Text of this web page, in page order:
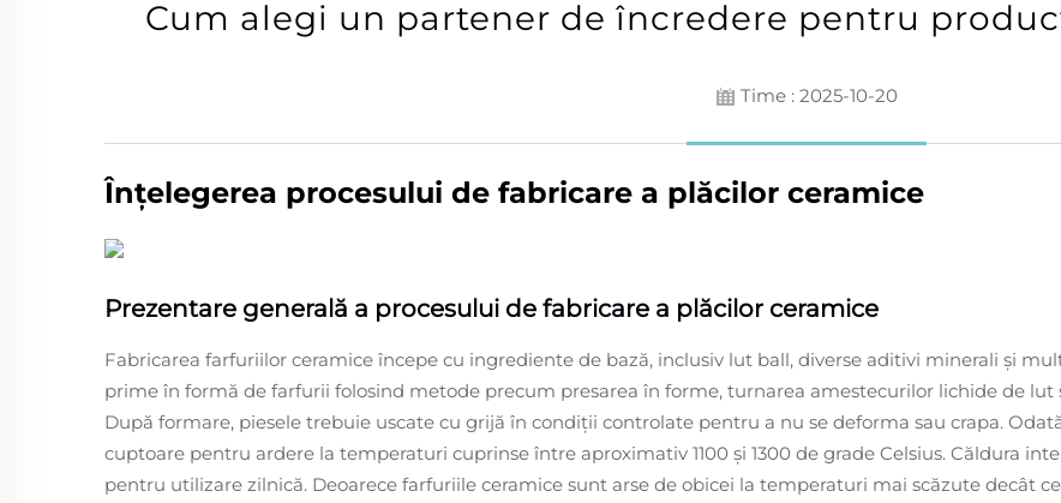
Cum alegi un partener de încredere pentru
Time : 2025-10-20
Înțelegerea procesului de fabricare a plăcilor ceramice
Prezentare generală a procesului de fabricare a plăcilor ceramice
Fabricarea farfuriilor ceramice începe cu ingrediente de bază, inclusiv lut ball, diverse aditivi minerali și
prime în formă de farfurii folosind metode precum presarea în forme, turnarea amestecurilor lichide de
După formare, piesele trebuie uscate cu grijă în condiții controlate pentru a nu se deforma sau crapa.
cuptoare pentru ardere la temperaturi cuprinse între aproximativ 1100 și 1300 de grade Celsius. Căldura
pentru utilizare zilnică. Deoarece farfuriile ceramice sunt arse de obicei la temperaturi mai scăzute decât